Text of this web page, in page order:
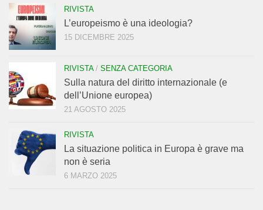
RIVISTA
L’europeismo è una ideologia?
15 DICEMBRE 2025
RIVISTA/ SENZA CATEGORIA
Sulla natura del diritto internazionale (e
dell’Unione europea)
21 AGOSTO 2025
RIVISTA
La situazione politica in Europa è grave ma
non è seria
6 MARZO 2025